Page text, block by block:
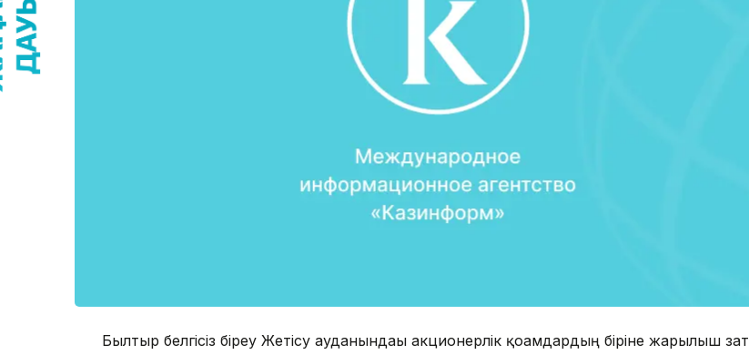
Былтыр белгісіз біреу Жетісу ауданындағы акционерлік қоғамдардың біріне жарылғыш зат